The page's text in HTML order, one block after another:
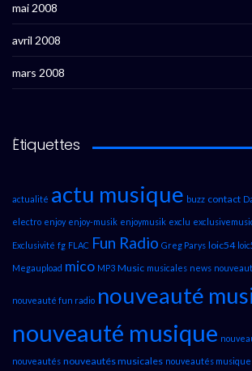
mai 2008
avril 2008
mars 2008
Étiquettes
actualité actu musique buzz contact
electro enjoy enjoy-musik enjoymusik exclu
Exclusivité fg FLAC Fun Radio Greg Parys loic54
Megaupload mico MP3 Music musicales news
nouveauté fun radio nouveauté
nouveauté musique
nouveautés nouveautés musicales nouveautés musique